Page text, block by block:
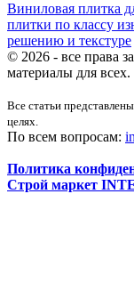
Виниловая плитка
плитки по классу
решению и текстуре
© 2026 - все права
материалы для всех.
Все статьи
целях.
По всем вопросам:
Политика
Строй маркет